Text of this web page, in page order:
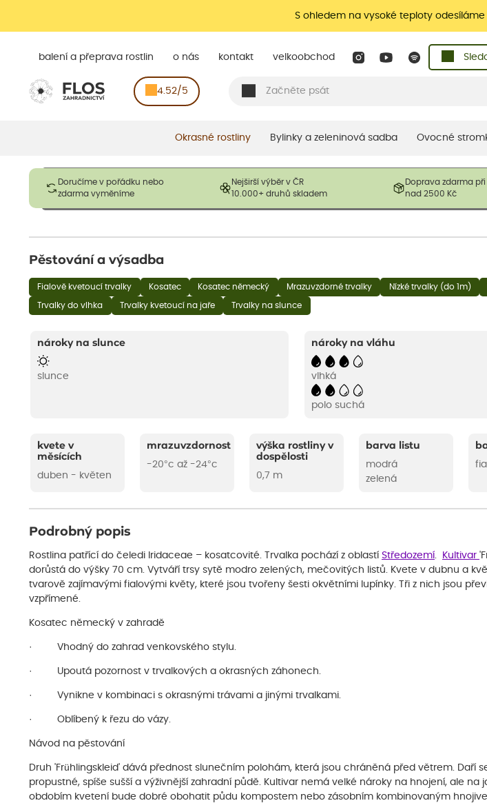
S ohledem na vysoké teploty
balení a přeprava rostlin o nás kontakt velkoobchod
4.52/5
Okrasné rostliny Bylinky a zeleninová sadba Ovocné
Doručíme v pořádku nebo
zdarma vyměníme
Nejširší výběr v ČR
10.000+ druhů skladem
Doprava zdarma
nad 2500 Kč
Obrázky slouží pouze pro ilustrační účely a mají reprezentovat prodávané produkty. V závislosti na
opadavé rostliny dodávány v dormantním stavu a bez listů. Rostliny mohou být také sestřiženy níže, než
Pěstování a výsadba
Fialově kvetoucí trvalky Kosatec Kosatec německý Mrazuvzdorné trvalky Nízké trvalky (do 1m)
Trvalky do vlhka Trvalky kvetoucí na jaře Trvalky na slunce
nároky na slunce
slunce
nároky na vláhu
vlhká
polo suchá
kvete v
měsících
duben - květen
mrazuvzdornost
-20°c až -24°c
výška rostliny v
dospělosti
0,7 m
barva listu
modrá
zelená
Podrobný popis
Rostlina patřící do čeledi Iridaceae – kosatcovité. Trvalka pochází z oblastí Středozemí. Kultivar
dorůstá do výšky 70 cm. Vytváří trsy sytě modro zelených, mečovitých listů. Kvete v dubnu a
tvarově zajímavými fialovými květy, které jsou tvořeny šesti okvětními lupínky. Tři z nich jsou
vzpřímené.
Kosatec německý v zahradě
· Vhodný do zahrad venkovského stylu.
· Upoutá pozornost v trvalkových a okrasných záhonech.
· Vynikne v kombinaci s okrasnými trávami a jinými trvalkami.
· Oblíbený k řezu do vázy.
Návod na pěstování
Druh 'Frühlingskleid' dává přednost slunečním polohám, která jsou chráněná před větrem. Daří
propustné, spíše sušší a výživnější zahradní půdě. Kultivar nemá velké nároky na hnojení, ale na
obdobím kvetení bude dobré obohatit půdu kompostem nebo zásobním kombinovaným